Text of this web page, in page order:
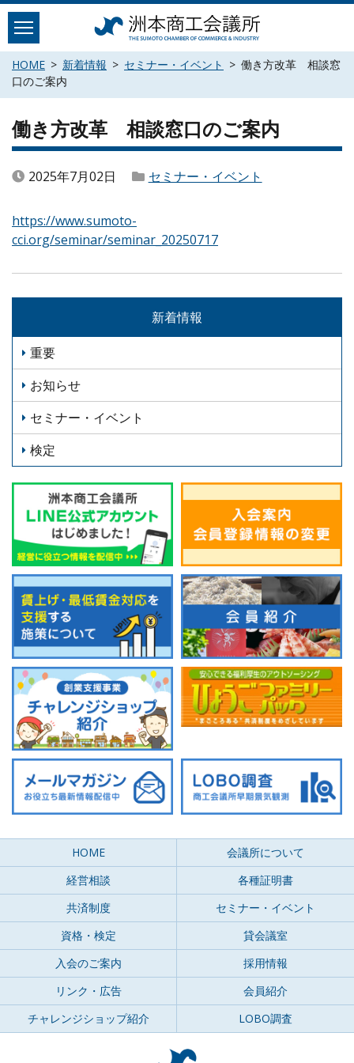
Skip
content
HOME 新着情報 セミナー・イベント
働き方改革 相談窓
口のご案内
働き方改革 相談窓口のご案内
2025年7月02日 セミナー・イベント
https://www.sumoto-
cci.org/seminar/seminar_20250717
新着情報
重要
お知らせ
セミナー・イベント
検定
HOME
会議所について
経営相談
各種証明書
共済制度
セミナー・イベント
資格・検定
貸会議室
入会のご案内
採用情報
リンク・広告
会員紹介
チャレンジショップ紹介
LOBO調査